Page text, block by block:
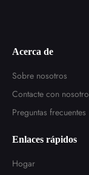
Acerca de
Sobre nosotros
Contacte con
Preguntas frecuentes
Enlaces rápidos
Hogar